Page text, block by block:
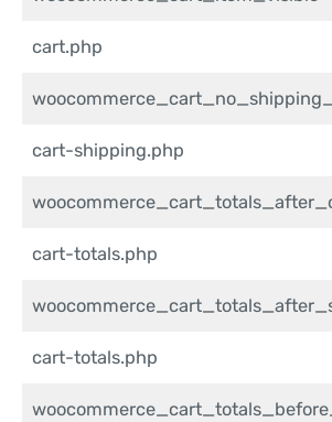
cart.php
cart-shipping.php
cart-totals.php
cart-totals.php